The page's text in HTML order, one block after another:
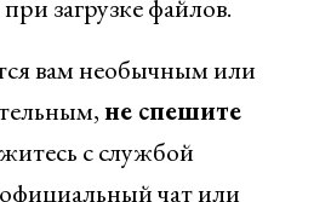
загрузке файлов.
вам необычным или
не спешите
с службой
чат или